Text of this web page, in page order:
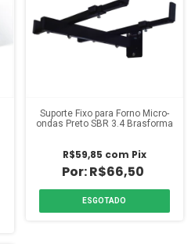
Suporte Fixo para Forno Micro-
ondas Preto SBR 3.4 Brasforma
R$66,50
R$59,85 com Pix
ESGOTADO